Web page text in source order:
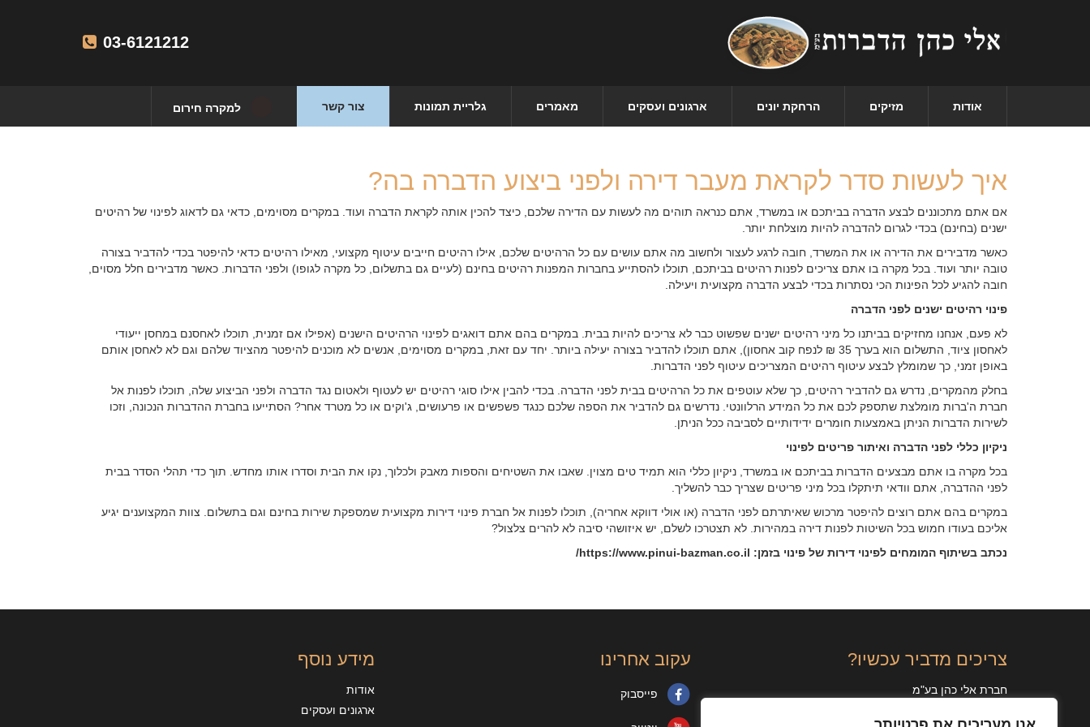
03-6121212
אודות מזיקים הרחקת יונים ארגונים ועסקים מאמרים גלריית תמונות צור קשר למקרה חירום
איך לעשות סדר לקראת מעבר דירה ולפני ביצוע הדברה בה?
אם אתם מתכוננים לבצע הדברה בביתכם או במשרד, אתם כנראה תוהים מה לעשות עם הדירה שלכם, כיצד להכין אותה לקראת הדברה ועוד. במקרים מסוימים, כדאי גם לדאוג לפינוי של רהיטים
ישנים (בחינם) בכדי לגרום להדברה להיות מוצלחת יותר.
כאשר מדבירים את הדירה או את המשרד, חובה לרגע לעצור ולחשוב מה אתם עושים עם כל הרהיטים שלכם, אילו רהיטים חייבים עיטוף מקצועי, מאילו רהיטים כדאי להיפטר בכדי להדביר בצורה
טובה יותר ועוד. בכל מקרה בו אתם צריכים לפנות רהיטים בביתכם, תוכלו להסתייע בחברות המפנות רהיטים בחינם (לעיים גם בתשלום, כל מקרה לגופו) ולפני הדברות. כאשר מדבירים חלל מסוים,
חובה להגיע לכל הפינות הכי נסתרות בכדי לבצע הדברה מקצועית ויעילה.
פינוי רהיטים ישנים לפני הדברה
לא פעם, אנחנו מחזיקים בביתנו כל מיני רהיטים ישנים שפשוט כבר לא צריכים להיות בבית. במקרים בהם אתם דואגים לפינוי הרהיטים הישנים (אפילו אם זמנית, תוכלו לאחסנם במחסן ייעודי
לאחסון ציוד, התשלום הוא בערך 35 ₪ לנפח קוב אחסון), אתם תוכלו להדביר בצורה יעילה ביותר. יחד עם זאת, במקרים מסוימים, אנשים לא מוכנים להיפטר מהציוד שלהם וגם לא לאחסן אותם
באופן זמני, כך שמומלץ לבצע עיטוף רהיטים המצריכים עיטוף לפני הדברות.
בחלק מהמקרים, נדרש גם להדביר רהיטים, כך שלא עוטפים את כל הרהיטים בבית לפני הדברה. בכדי להבין אילו סוגי רהיטים יש לעטוף ולאטום נגד הדברה ולפני הביצוע שלה, תוכלו לפנות אל
חברת ה'ברות מומלצת שתספק לכם את כל המידע הרלוונטי. נדרשים גם להדביר את הספה שלכם כנגד פשפשים או פרעושים, ג'וקים או כל מטרד אחר? הסתייעו בחברת ההדברות הנכונה, וזכו
לשירות הדברות הניתן באמצעות חומרים ידידותיים לסביבה ככל הניתן.
ניקיון כללי לפני הדברה ואיתור פריטים לפינוי
בכל מקרה בו אתם מבצעים הדברות בביתכם או במשרד, ניקיון כללי הוא תמיד טים מצוין. שאבו את השטיחים והספות מאבק ולכלוך, נקו את הבית וסדרו אותו מחדש. תוך כדי תהלי הסדר בבית
לפני ההדברה, אתם וודאי תיתקלו בכל מיני פריטים שצריך כבר להשליך.
במקרים בהם אתם רוצים להיפטר מרכוש שאיתרתם לפני הדברה (או אולי דווקא אחריה), תוכלו לפנות אל חברת פינוי דירות מקצועית שמספקת שירות בחינם וגם בתשלום. צוות המקצוענים יגיע
אליכם בעודו חמוש בכל השיטות לפנות דירה במהירות. לא תצטרכו לשלם, יש איזושהי סיבה לא להרים צלצול?
נכתב בשיתוף המומחים לפינוי דירות של פינוי בזמן: https://www.pinui-bazman.co.il/
צריכים מדביר עכשיו?
חברת אלי כהן בע"מ
עקוב אחרינו
פייסבוק
מידע נוסף
אודות
ארגונים ועסקים